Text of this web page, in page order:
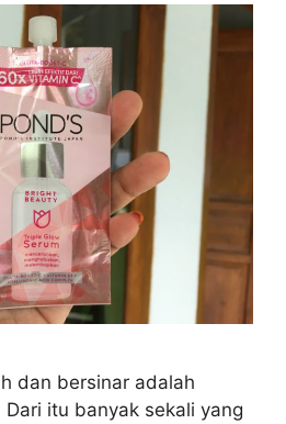
dan bersinar adalah
itu banyak sekali yang